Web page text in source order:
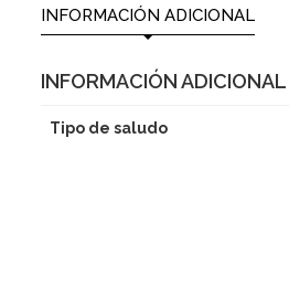
INFORMACIÓN ADICIONAL
INFORMACIÓN ADICIONAL
Tipo de saludo